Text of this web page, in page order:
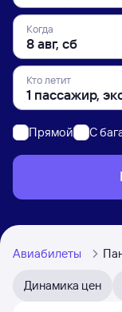
Когда
Кто летит
Прямой C
Авиабилеты
Динамика цен